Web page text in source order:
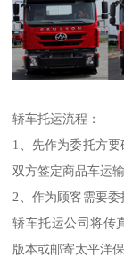
轿车托运流程：
1、先作为委托方
双方签定商品车运
2、作为顾客需要
轿车托运公司将传
版本或邮寄太平洋